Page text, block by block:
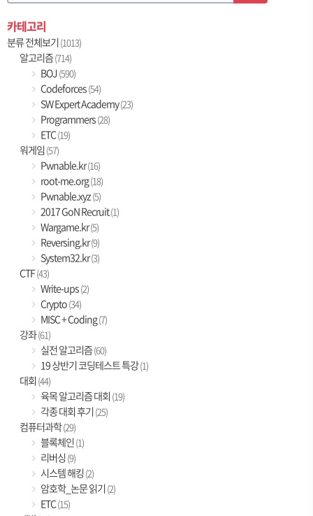
카테고리
분류 전체보기(1013)
알고리즘(714)
BOJ (590)
Codeforces(54)
SW Expert Academy(23)
Programmers(28)
ETC(19)
워게임(57)
Pwnable.kr(16)
root-me.org(18)
Pwnable.xyz(5)
2017 GoN Recruit(1)
Wargame.kr(5)
Reversing.kr(9)
System32.kr(3)
CTF(43)
Write-ups(2)
Crypto(34)
MISC + Coding(7)
강좌(61)
실전 알고리즘(60)
19 상반기 코딩테스트 특강(1)
대회 (44)
육목 알고리즘 대회 (19)
각종 대회 후기(25)
컴퓨터과학(29)
블록체인(1)
리버싱(9)
시스템 해킹(2)
암호학_논문 읽기(2)
ETC(15)